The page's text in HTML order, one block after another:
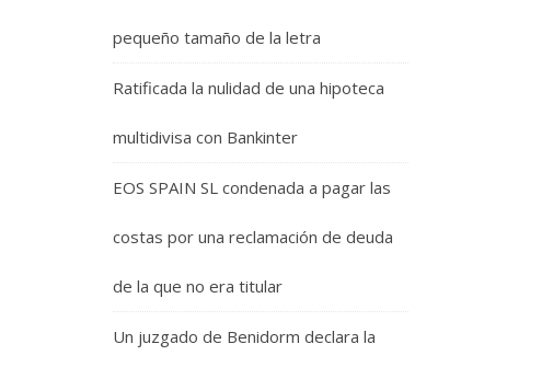
pequeño tamaño de la letra
Ratificada la nulidad de una hipoteca
multidivisa con Bankinter
EOS SPAIN SL condenada a pagar las
costas por una reclamación de deuda
de la que no era titular
Un juzgado de Benidorm declara la